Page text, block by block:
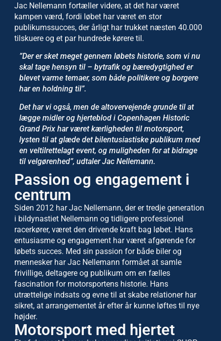
Jac Nellemann fortæller videre, at det har været
kampen værd, fordi løbet har været en stor
publikumssucces, der årligt har trukket næsten 40.000
tilskuere og et par hundrede kørere til.
”Der er sket meget gennem løbets historie, som vi nu
skal tage hensyn til – bytrafik og bæredygtighed er
blevet varme temaer, som både politikere og borgere
har en holdning til”.
Det har vi også, men de altovervejende grunde til at
lægge midler og hjerteblod i Copenhagen Historic
Grand Prix har været kærligheden til motorsport,
lysten til at glæde det bilentusiastiske publikum med
en veltilrettelagt event, og muligheden for at bidrage
til velgørenhed”, udtaler Jac Nellemann.
Passion og engagement i
centrum
Siden 2012 har Jac Nellemann, der er tredje generation
i bildynastiet Nellemann og tidligere professionel
racerkører, været den drivende kraft bag løbet. Hans
entusiasme og engagement har været afgørende for
løbets succes. Med sin passion for både biler og
mennesker har Jac Nellemann formået at samle
frivillige, deltagere og publikum om en fælles
fascination for motorsportens historie. Hans
utrættelige indsats og evne til at skabe relationer har
sikret, at arrangementet år efter år kunne løftes til nye
højder.
Motorsport med hjertet